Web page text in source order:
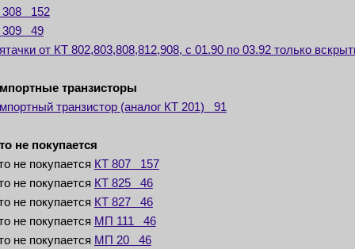
308 152
309 49
от КТ 802,803,808,812,908, с 01.90 по 03.92 только
транзисторы
транзистор (аналог КТ 201) 91
не покупается
не покупается КТ 807 157
не покупается КТ 825 46
не покупается КТ 827 46
не покупается МП 111 46
не покупается МП 20 46